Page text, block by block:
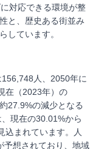
対応できる環境が整
と、歴史ある街並み
しています。
人、2050年に
在（2023年）の
27.9%の減少となる
現在の30.01%から
込まれています。人
予想されており、地域